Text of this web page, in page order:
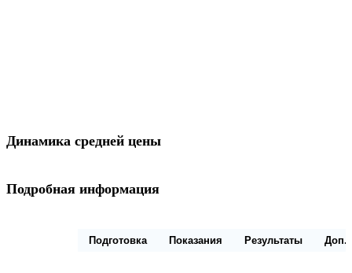
Динамика средней цены
Подробная информация
Подготовка Показания Результаты Доп.